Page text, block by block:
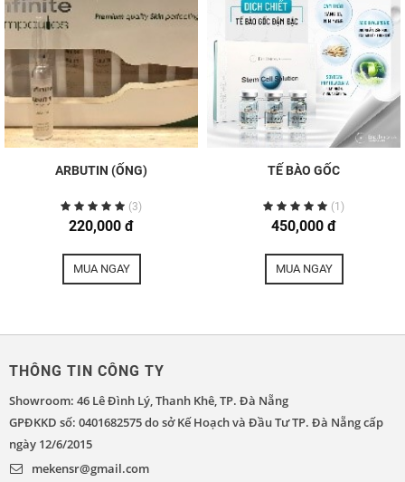
ARBUTIN (ỐNG)
(3)
220,000 đ
MUA NGAY
TẾ BÀO GỐC
(1)
450,000 đ
MUA NGAY
THÔNG TIN CÔNG TY
Showroom: 46 Lê Đình Lý, Thanh Khê, TP. Đà Nẵng
GPĐKKD số: 0401682575 do sở Kế Hoạch và Đầu Tư TP. Đà Nẵng cấp
ngày 12/6/2015
mekensr@gmail.com